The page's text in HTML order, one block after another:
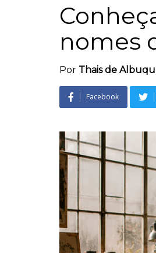
nomes
Por Thais de
Facebook